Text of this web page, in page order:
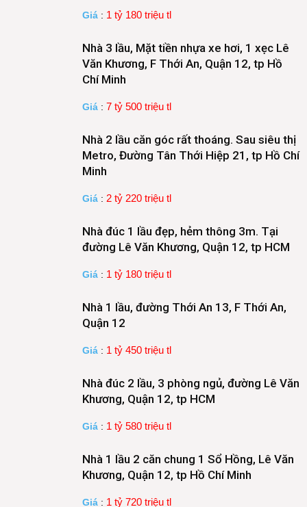
Giá : 1 tỷ 180 triệu tl
Nhà 3 lầu, Mặt tiền nhựa xe hơi, 1 xẹc Lê
Văn Khương, F Thới An, Quận 12, tp Hồ
Chí Minh
Giá : 7 tỷ 500 triệu tl
Nhà 2 lầu căn góc rất thoáng. Sau siêu thị
Metro, Đường Tân Thới Hiệp 21, tp Hồ Chí
Minh
Giá : 2 tỷ 220 triệu tl
Nhà đúc 1 lầu đẹp, hẻm thông 3m. Tại
đường Lê Văn Khương, Quận 12, tp HCM
Giá : 1 tỷ 180 triệu tl
Nhà 1 lầu, đường Thới An 13, F Thới An,
Quận 12
Giá : 1 tỷ 450 triệu tl
Nhà đúc 2 lầu, 3 phòng ngủ, đường Lê Văn
Khương, Quận 12, tp HCM
Giá : 1 tỷ 580 triệu tl
Nhà 1 lầu 2 căn chung 1 Sổ Hồng, Lê Văn
Khương, Quận 12, tp Hồ Chí Minh
Giá : 1 tỷ 720 triệu tl